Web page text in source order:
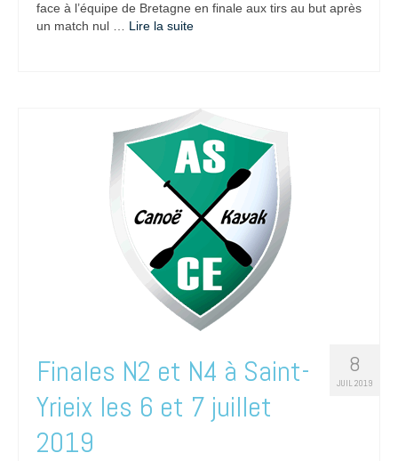
face à l’équipe de Bretagne en finale aux tirs au but après
un match nul … Lire la suite­­
8
JUIL 2019
Finales N2 et N4 à Saint-
Yrieix les 6 et 7 juillet
2019